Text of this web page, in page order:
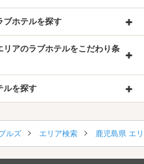
ブホテルを探す
アのラブホテルをこだわり条
ルを探す
ルズ エリア検索 鹿児島県 エ